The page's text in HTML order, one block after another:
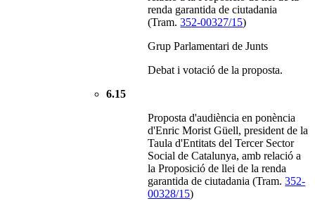
renda garantida de ciutadania
(Tram.352-00327/15)
Grup Parlamentari de Junts
Debat i votació de la proposta.
6.15
Proposta d'audiència en ponència
d'Enric Morist Güell, president de la
Taula d'Entitats del Tercer Sector
Social de Catalunya, amb relació a
la Proposició de llei de la renda
garantida de ciutadania (Tram.352-
00328/15)